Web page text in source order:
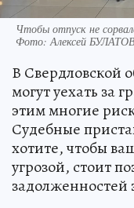
Чтобы отпуск не
Фото: Алексей
В Свердловской
могут уехать за
этим многие
Судебные
хотите, чтобы
угрозой, стоит
задолженностей